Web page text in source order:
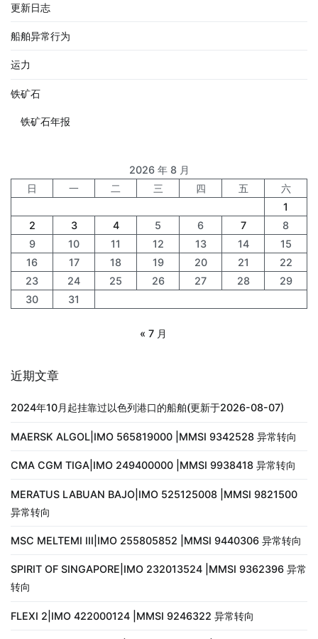
更新日志
船舶异常行为
运力
铁矿石
铁矿石年报
2026 年 8 月
日
一 二 三 四 五
六
1
2
3 4 5 6 7
8
9
10 11 12 13 14
15
16
17 18 19 20 21
22
23
24 25 26 27 28
29
30
31
« 7 月
近期文章
2024年10月起挂靠过以色列港口的船舶(更新于2026-08-07)
MAERSK ALGOL|IMO 565819000 |MMSI 9342528 异常转向
CMA CGM TIGA|IMO 249400000 |MMSI 9938418 异常转向
MERATUS LABUAN BAJO|IMO 525125008 |MMSI 9821500
异常转向
MSC MELTEMI III|IMO 255805852 |MMSI 9440306 异常转向
SPIRIT OF SINGAPORE|IMO 232013524 |MMSI 9362396 异常
转向
FLEXI 2|IMO 422000124 |MMSI 9246322 异常转向